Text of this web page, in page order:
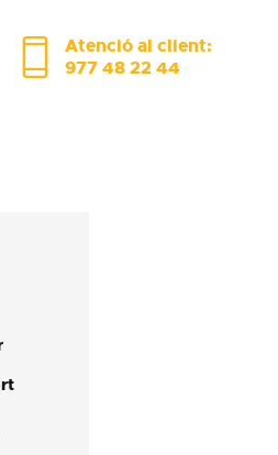
Atenció al client:
977 48 22 44